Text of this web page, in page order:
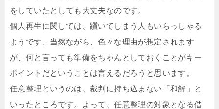
をしていたとしても大丈夫なのです。
個人再生に関しては、躓いてしまう人もいらっしゃる
ようです。当然ながら、色々な理由が想定されます
が、何と言っても準備をちゃんとしておくことがキー
ポイントだということは言えるだろうと思います。
任意整理というのは、裁判に持ち込まない「和解」と
いったところです。よって、任意整理の対象となる借